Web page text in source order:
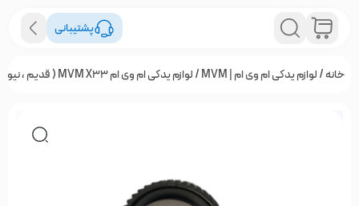
پشتیبانی
خانه/لوازم یدکی ام وی ام | MVM /لوازم یدکی ام وی ام MVM X33 ( قدیم ، نیو ، S و کراس )